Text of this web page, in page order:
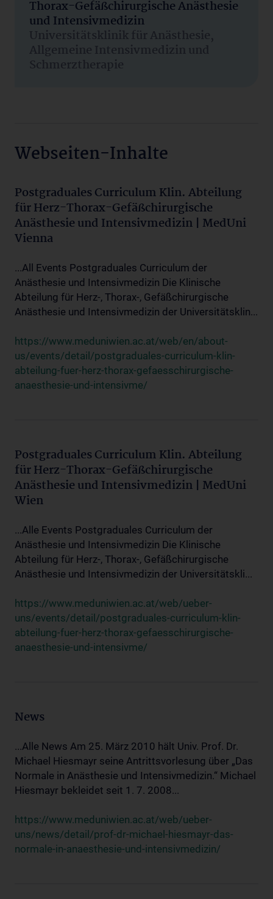
Thorax-Gefäßchirurgische Anästhesie
und Intensivmedizin
Universitätsklinik für Anästhesie,
Allgemeine Intensivmedizin und
Schmerztherapie
Webseiten-Inhalte
Postgraduales Curriculum Klin. Abteilung
für Herz-Thorax-Gefäßchirurgische
Anästhesie und Intensivmedizin | MedUni
Vienna
...All Events Postgraduales Curriculum der
Anästhesie und Intensivmedizin Die Klinische
Abteilung für Herz-, Thorax-, Gefäßchirurgische
Anästhesie und Intensivmedizin der Universitätsklin...
https://www.meduniwien.ac.at/web/en/about-
us/events/detail/postgraduales-curriculum-klin-
abteilung-fuer-herz-thorax-gefaesschirurgische-
anaesthesie-und-intensivme/
Postgraduales Curriculum Klin. Abteilung
für Herz-Thorax-Gefäßchirurgische
Anästhesie und Intensivmedizin | MedUni
Wien
...Alle Events Postgraduales Curriculum der
Anästhesie und Intensivmedizin Die Klinische
Abteilung für Herz-, Thorax-, Gefäßchirurgische
Anästhesie und Intensivmedizin der Universitätskli...
https://www.meduniwien.ac.at/web/ueber-
uns/events/detail/postgraduales-curriculum-klin-
abteilung-fuer-herz-thorax-gefaesschirurgische-
anaesthesie-und-intensivme/
News
...Alle News Am 25. März 2010 hält Univ. Prof. Dr.
Michael Hiesmayr seine Antrittsvorlesung über „Das
Normale in Anästhesie und Intensivmedizin.“ Michael
Hiesmayr bekleidet seit 1. 7. 2008...
https://www.meduniwien.ac.at/web/ueber-
uns/news/detail/prof-dr-michael-hiesmayr-das-
normale-in-anaesthesie-und-intensivmedizin/